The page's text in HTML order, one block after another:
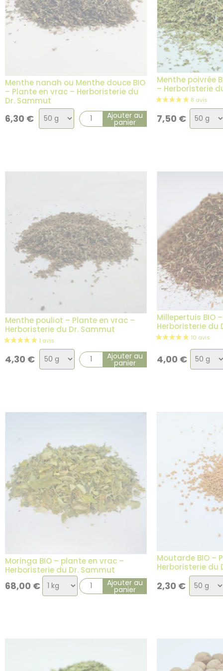
2 avis
3 avis
Menthe nanah ou Menthe douce BIO
– Plante en vrac – Herboristerie du
Dr. Sammut
6,30 €
Choix
de
Ajouter au
panier
Menthe poivrée
– Herboristerie
7,50 €
Choix
de
Menthe pouliot – Plante en vrac –
Herboristerie du Dr. Sammut
4,30 €
Choix
de
Ajouter au
panier
Millepertuis BIO
Herboristerie du
4,00 €
Choix
de
Moringa BIO – plante en vrac –
Herboristerie du Dr. Sammut
68,00 € Choix
de
Ajouter au
panier
Moutarde BIO –
Herboristerie du
2,30 €
Choix
de